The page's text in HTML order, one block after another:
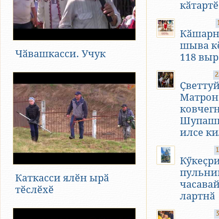
Чӑвашкасси. Учук
Каткасси ялӗн ырӑ
тӗслӗхӗ
шыва
118
илсе
лартнӑ